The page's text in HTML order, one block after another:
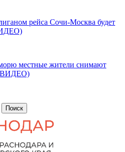
рейса Сочи-Москва будет
местные жители снимают
(ВИДЕО)